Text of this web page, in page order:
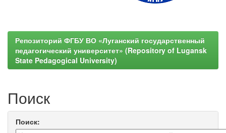
Репозиторий ФГБУ ВО «Луганский государственный
педагогический университет» (Repository of Lugansk
State Pedagogical University)
Поиск
Поиск: